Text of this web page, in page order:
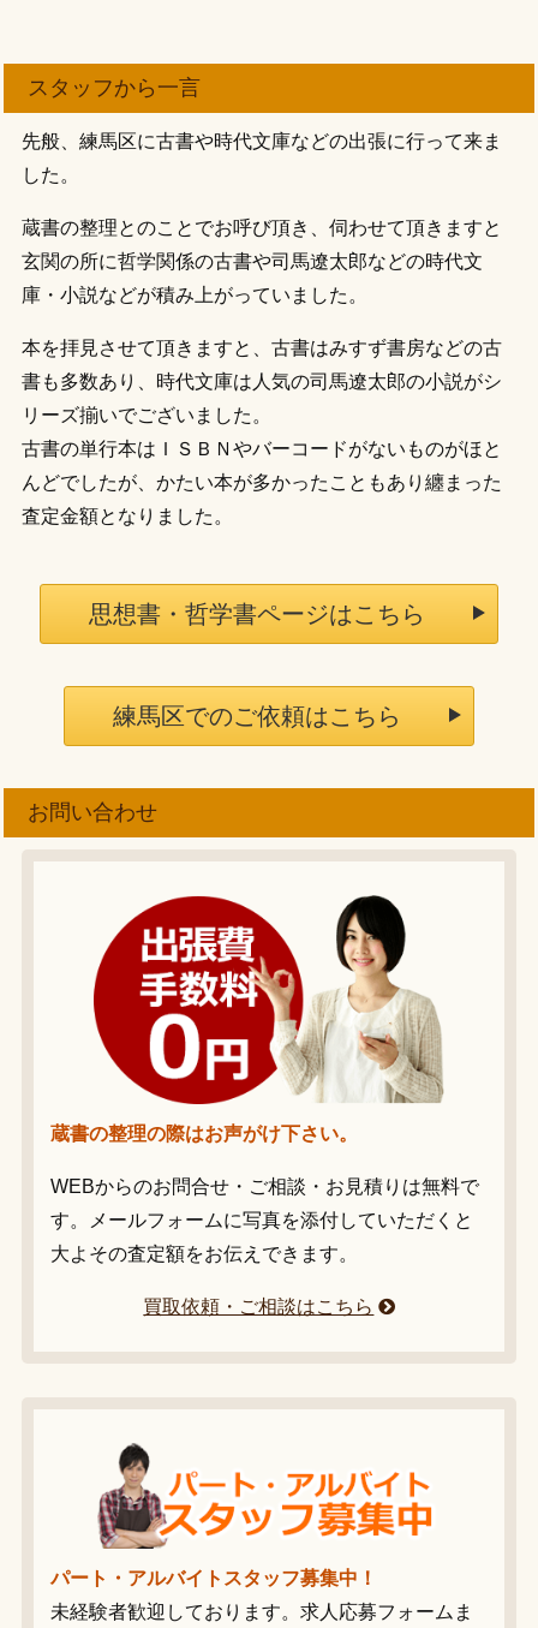
スタッフから一言
先般、練馬区に古書や時代文庫などの出張に行って来ま
した。
蔵書の整理とのことでお呼び頂き、伺わせて頂きますと
玄関の所に哲学関係の古書や司馬遼太郎などの時代文
庫・小説などが積み上がっていました。
本を拝見させて頂きますと、古書はみすず書房などの古
書も多数あり、時代文庫は人気の司馬遼太郎の小説がシ
リーズ揃いでございました。
古書の単行本はＩＳＢＮやバーコードがないものがほと
んどでしたが、かたい本が多かったこともあり纏まった
査定金額となりました。
思想書・哲学書ページはこちら
練馬区でのご依頼はこちら
お問い合わせ
蔵書の整理の際はお声がけ下さい。
WEBからのお問合せ・ご相談・お見積りは無料で
す。メールフォームに写真を添付していただくと
大よその査定額をお伝えできます。
買取依頼・ご相談はこちら
パート・アルバイトスタッフ募集中！
未経験者歓迎しております。求人応募フォームま